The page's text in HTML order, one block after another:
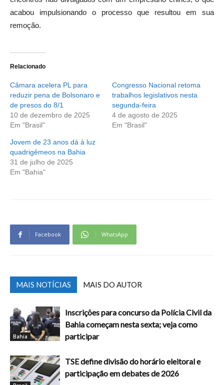
acabou impulsionando o processo que resultou em sua
remoção.
Relacionado
Câmara acelera PL para
reduzir pena de Bolsonaro e
de presos do 8/1
10 de dezembro de 2025
Em "Brasil"
Congresso Nacional retoma
trabalhos legislativos nesta
segunda-feira
4 de agosto de 2025
Em "Brasil"
Jovem de 23 anos dá à luz
quadrigêmeos na Bahia
31 de julho de 2025
Em "Bahia"
Facebook WhatsApp
MAIS NOTÍCIAS MAIS DO AUTOR
Bahia
Inscrições para concurso da Polícia Civil da
Bahia começam nesta sexta; veja como
participar
TSE define divisão do horário eleitoral e
participação em debates de 2026